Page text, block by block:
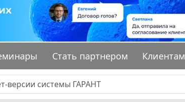
Стать партнером Клиентам